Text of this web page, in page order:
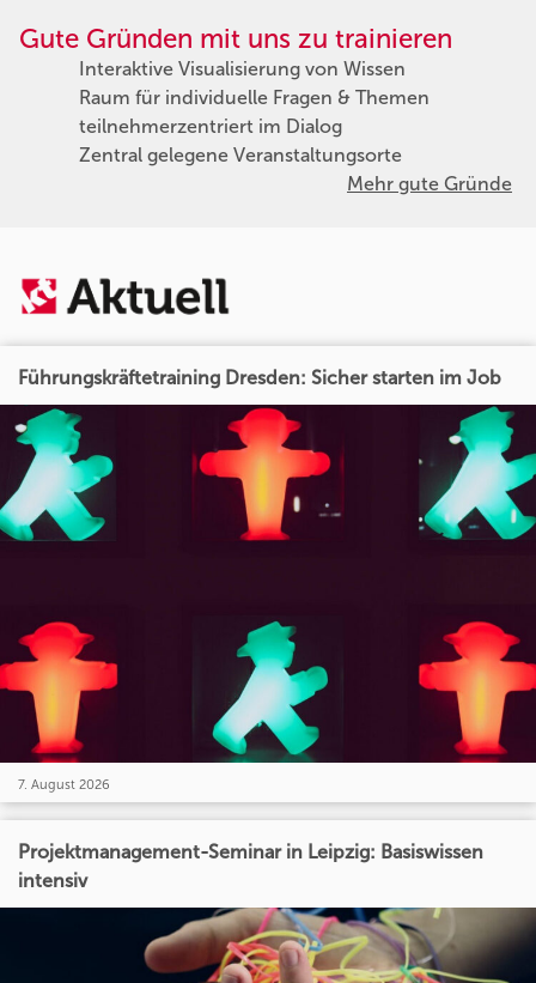
Gute Gründen mit uns zu trainieren
Interaktive Visualisierung von Wissen
Raum für individuelle Fragen & Themen
teilnehmerzentriert im Dialog
Zentral gelegene Veranstaltungsorte
Mehr gute Gründe
Führungskräftetraining Dresden: Sicher starten im Job
7. August 2026
Projektmanagement-Seminar in Leipzig: Basiswissen
intensiv